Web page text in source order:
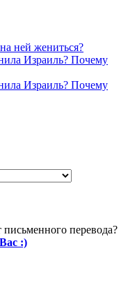
ней жениться?
Израиль? Почему
Израиль? Почему
письменного перевода?
:)